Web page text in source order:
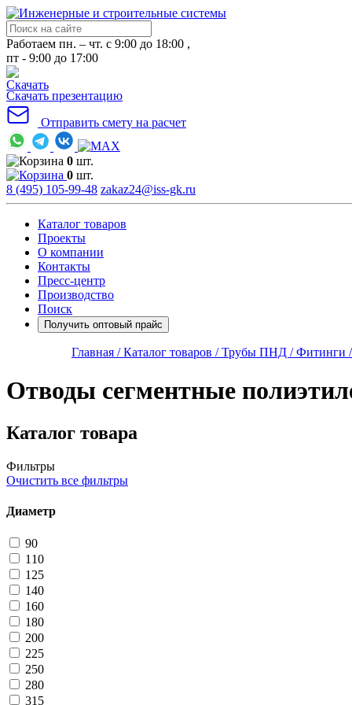
Работаем пн. – чт. с 9:00 до 18:00 ,
пт - 9:00 до 17:00
Скачать презентацию
Отправить смету на расчет
0 шт.
0 шт.
8 (495) 105-99-48 zakaz24@iss-gk.ru
Каталог товаров
Проекты
О компании
Контакты
Пресс-центр
Производство
Поиск
Получить оптовый прайс
Главная /Каталог товаров /Трубы ПНД /Фитинги /
Отводы сегментные
Каталог товара
Фильтры
Очистить все фильтры
Диаметр
90
110
125
140
160
180
200
225
250
280
315